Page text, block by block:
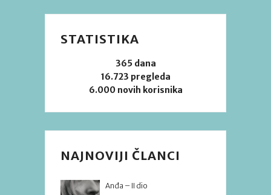
STATISTIKA
365 dana
16.723 pregleda
6.000 novih korisnika
NAJNOVIJI ČLANCI
Anđa – II dio